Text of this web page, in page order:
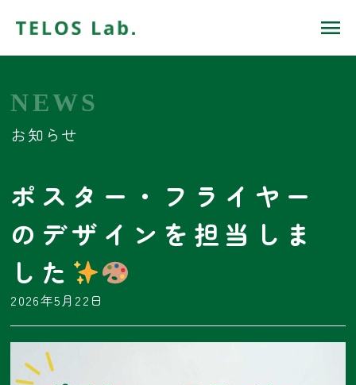
NEWS
お知らせ
ポスター・フライヤー
のデザインを担当しま
した
2026年5月22日